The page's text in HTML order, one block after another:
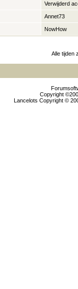
Verwijderd
Annet73
NowHow
Alle tijden
Copyright
Lancelots Copyright ©